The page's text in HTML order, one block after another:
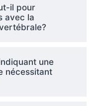
il pour
avec la
une
nécessitant